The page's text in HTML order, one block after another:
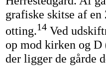
grafiske skitse af
otting.14 Ved
op mod kirken og
der ligger de gårde